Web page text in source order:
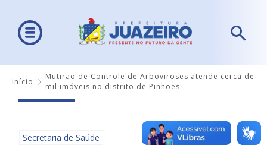
Início
Mutirão de Controle de Arboviroses atende cerca de
mil imóveis no distrito de Pinhões
Secretaria de Saúde